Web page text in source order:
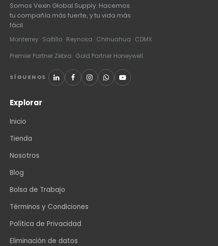
Somos Vexin Global Supply. Hacemos
tu compañía más fuerte, y tu vida más
fácil.
Monterrey · Saltillo · Reynosa · Chihuahua · CDMX
Premier Partner Zebra · Gold Partner Honeywell
SÍGUENOS
Explorar
Inicio
Tienda
Nosotros
Blog
Bolsa de Trabajo
Términos y Condiciones
Política de Privacidad
Eliminación de datos